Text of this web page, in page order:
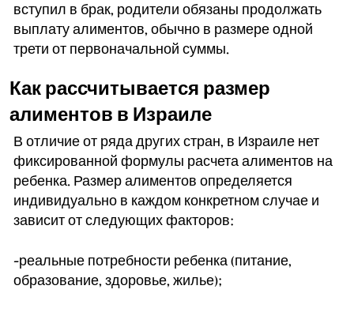
вступил в брак, родители обязаны продолжать
выплату алиментов, обычно в размере одной
трети от первоначальной суммы.
Как рассчитывается размер
алиментов в Израиле
В отличие от ряда других стран, в Израиле нет
фиксированной формулы расчета алиментов на
ребенка. Размер алиментов определяется
индивидуально в каждом конкретном случае и
зависит от следующих факторов:
-реальные потребности ребенка (питание,
образование, здоровье, жилье);